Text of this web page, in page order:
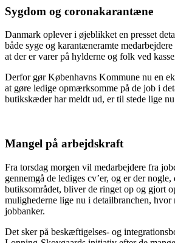
Sygdom og coronakarantæne
Danmark oplever i øjeblikket en presset
både syge og karantæneramte
at der er varer på hylderne og folk ved
Derfor gør Københavns Kommune nu en
at gøre ledige opmærksomme på de job i
butikskæder har meldt ud, er til stede lige
Mangel på arbejdskraft
Fra torsdag morgen vil medarbejdere fra
gennemgå de lediges cv’er, og er der
butiksområdet, bliver de ringet op og gjort
mulighederne lige nu i detailbranchen, hvor
jobbanker.
Det sker på beskæftigelses- og